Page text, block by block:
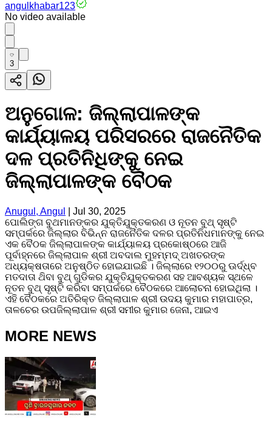
angulkhabar123
No video available
3
ଅନୁଗୋଳ: ଜିଲ୍ଲାପାଳଙ୍କ
କାର୍ଯ୍ୟାଳୟ ପରିସରରେ ରାଜନୈତିକ
ଦଳ ପ୍ରତିନିଧିଙ୍କୁ ନେଇ
ଜିଲ୍ଲାପାଳଙ୍କ ବୈଠକ
Anugul, Angul
Jul 30, 2025
ପୋଲିଙ୍ଗ ବୁଥମାନଙ୍କର ଯୁକ୍ତିଯୁକ୍ତକରଣ ଓ ନୂତନ ବୁଥ୍ ସୃଷ୍ଟି
ସମ୍ପର୍କରେ ଜିଲ୍ଲାର ବିଭିନ୍ନ ରାଜନୈତିକ ଦଳର ପ୍ରତିନିଧମାନଙ୍କୁ ନେଇ
ଏକ ବୈଠକ ଜିଲ୍ଲାପାଳଙ୍କ କାର୍ଯ୍ୟାଳୟ ପ୍ରକୋଷ୍ଠରେ ଆଜି
ପୂର୍ବାହ୍ନରେ ଜିଲ୍ଲାପାଳ ଶ୍ରୀ ଅବଦାଲ ମୁହମ୍ମଦ୍ ଅଖତରଙ୍କ
ଅଧ୍ୟକ୍ଷତାରେ ଅନୁଷ୍ଠିତ ହୋଇଯାଇଛି । ଜିଲ୍ଲାରେ ୧୨୦୦ରୁ ଊର୍ଦ୍ଧ୍ବ
ମତଦାତା ଥ‌ିବା ବୁଥ୍ ଗୁଡିକର ଯୁକ୍ତିଯୁକ୍ତକରଣ ସହ ଆବଶ୍ୟକ ସ୍ଥଳେ
ନୂତନ ବୁଥ୍ ସୃଷ୍ଟି କରିବା ସମ୍ପର୍କରେ ବୈଠକରେ ଆଲୋଚନା ହୋଇଥିଲା ।
ଏହି ବୈଠକରେ ଅତିରିକ୍ତ ଜିଲ୍ଲାପାଳ ଶ୍ରୀ ଉଦୟ କୁମାର ମହାପାତ୍ର,
ତାଳଚେର ଉପଜିଲ୍ଲାପାଳ ଶ୍ରୀ ସମୀର କୁମାର ଜେନା, ଆଇଏ
MORE NEWS